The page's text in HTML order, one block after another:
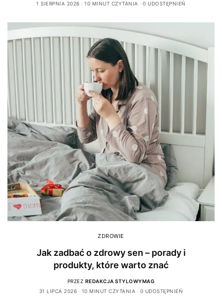
1 SIERPNIA 2026
10 MINUT CZYTANIA 0 UDOSTĘPNIEŃ
ZDROWIE
Jak zadbać o zdrowy sen – porady i
produkty, które warto znać
PRZEZ REDAKCJA STYLOWYMAG
31 LIPCA 2026
10 MINUT CZYTANIA 0 UDOSTĘPNIEŃ